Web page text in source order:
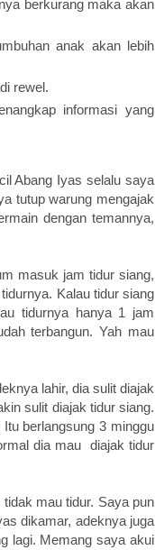
berkurang maka akan
anak akan lebih
rewel.
informasi yang
Abang Iyas selalu saya
tutup warung mengajak
dengan temannya,
masuk jam tidur siang,
Kalau tidur siang
tidurnya hanya 1 jam
terbangun. Yah mau
lahir, dia sulit diajak
sulit diajak tidur siang.
berlangsung 3 minggu
dia mau diajak tidur
mau tidur. Saya pun
dikamar, adeknya juga
lagi. Memang saya akui